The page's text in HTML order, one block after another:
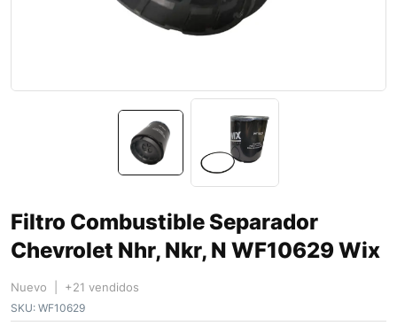
Filtro Combustible Separador
Chevrolet Nhr, Nkr, N WF10629 Wix
Nuevo | +21 vendidos
SKU: WF10629